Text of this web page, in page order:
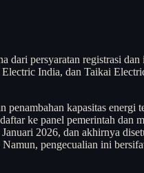
persyaratan registrasi
India, dan Taikai
kapasitas energi
ke panel pemerintah dan
2026, dan akhirnya
pengecualian ini